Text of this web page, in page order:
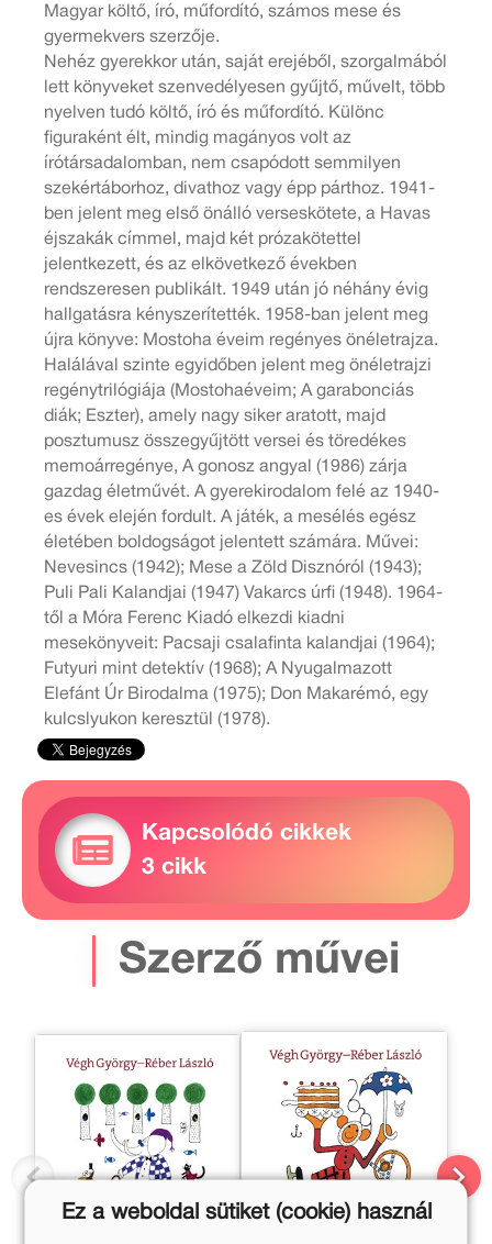
Magyar költő, író, műfordító, számos mese és
gyermekvers szerzője.
Nehéz gyerekkor után, saját erejéből, szorgalmából
lett könyveket szenvedélyesen gyűjtő, művelt, több
nyelven tudó költő, író és műfordító. Különc
figuraként élt, mindig magányos volt az
írótársadalomban, nem csapódott semmilyen
szekértáborhoz, divathoz vagy épp párthoz. 1941-
ben jelent meg első önálló verseskötete, a Havas
éjszakák címmel, majd két prózakötettel
jelentkezett, és az elkövetkező években
rendszeresen publikált. 1949 után jó néhány évig
hallgatásra kényszerítették. 1958-ban jelent meg
újra könyve: Mostoha éveim regényes önéletrajza.
Halálával szinte egyidőben jelent meg önéletrajzi
regénytrilógiája (Mostohaéveim; A garabonciás
diák; Eszter), amely nagy siker aratott, majd
posztumusz összegyűjtött versei és töredékes
memoárregénye, A gonosz angyal (1986) zárja
gazdag életművét. A gyerekirodalom felé az 1940-
es évek elején fordult. A játék, a mesélés egész
életében boldogságot jelentett számára. Művei:
Nevesincs (1942); Mese a Zöld Disznóról (1943);
Puli Pali Kalandjai (1947) Vakarcs úrfi (1948). 1964-
től a Móra Ferenc Kiadó elkezdi kiadni
mesekönyveit: Pacsaji csalafinta kalandjai (1964);
Futyuri mint detektív (1968); A Nyugalmazott
Elefánt Úr Birodalma (1975); Don Makarémó, egy
kulcslyukon keresztül (1978).
Kapcsolódó cikkek
3 cikk
Szerző művei
Ez a weboldal sütiket (cookie) használ